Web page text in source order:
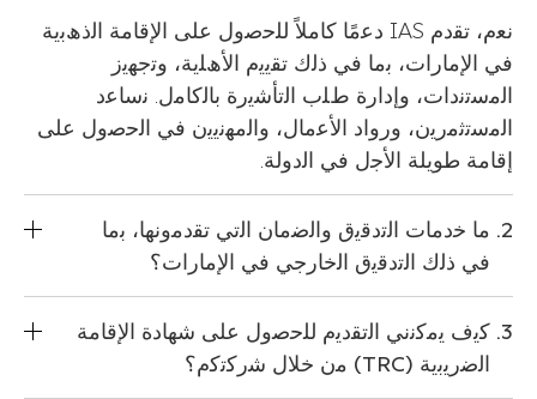
ﻧﻌم، ﺗﻘدم IAS دﻋﻣًﺎ ﻛﺎﻣﻼً ﻟﻠﺣﺻول ﻋﻠﻰ اﻹﻗﺎﻣﺔ اﻟذھﺑﯾﺔ
ﻓﻲ اﻹﻣﺎرات، ﺑﻣﺎ ﻓﻲ ذﻟك ﺗﻘﯾﯾم اﻷھﻠﯾﺔ، وﺗﺟﮭﯾز
اﻟﻣﺳﺗﻧدات، وإدارة طﻠب اﻟﺗﺄﺷﯾرة ﺑﺎﻟﻛﺎﻣل. ﻧﺳﺎﻋد
اﻟﻣﺳﺗﺛﻣرﯾن، ورواد اﻷﻋﻣﺎل، واﻟﻣﮭﻧﯾﯾن ﻓﻲ اﻟﺣﺻول ﻋﻠﻰ
إﻗﺎﻣﺔ طوﯾﻠﺔ اﻷﺟل ﻓﻲ اﻟدوﻟﺔ.
ﻣﺎ ﺧدﻣﺎت اﻟﺗدﻗﯾق واﻟﺿﻣﺎن اﻟﺗﻲ ﺗﻘدﻣوﻧﮭﺎ، ﺑﻣﺎ
ﻓﻲ ذﻟك اﻟﺗدﻗﯾق اﻟﺧﺎرﺟﻲ ﻓﻲ اﻹﻣﺎرات؟
ﻛﯾف ﯾﻣﻛﻧﻧﻲ اﻟﺗﻘدﯾم ﻟﻠﺣﺻول ﻋﻠﻰ ﺷﮭﺎدة اﻹﻗﺎﻣﺔ
اﻟﺿرﯾﺑﯾﺔ (TRC) ﻣن ﺧﻼل ﺷرﻛﺗﻛم؟